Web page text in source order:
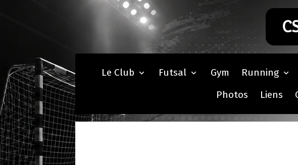
Le Club Futsal Gym Running
Photos
Liens